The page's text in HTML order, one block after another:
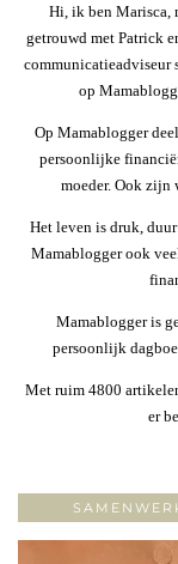
Hi, ik ben Marisca,
getrouwd met Patrick
communicatieadviseur
op
Op Mamablogger
persoonlijke
moeder. Ook zijn
Het leven is druk,
Mamablogger ook
Mamablogger is
persoonlijk
Met ruim 4800
er